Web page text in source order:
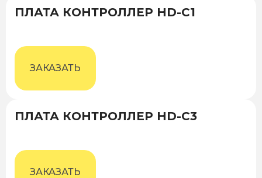
ПЛАТА КОНТРОЛЛЕР HD-C1
ЗАКАЗАТЬ
ПЛАТА КОНТРОЛЛЕР HD-C3
ЗАКАЗАТЬ